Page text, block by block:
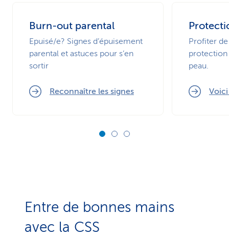
Burn-out parental
Epuisé/e? Signes d’épuisement
parental et astuces pour s’en
sortir
Reconnaître les signes
Profiter de
protection
peau.
Entre de bonnes mains
avec la CSS